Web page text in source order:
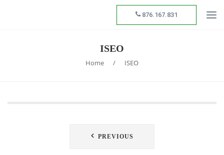
876.167.831
ISEO
Home / ISEO
PREVIOUS